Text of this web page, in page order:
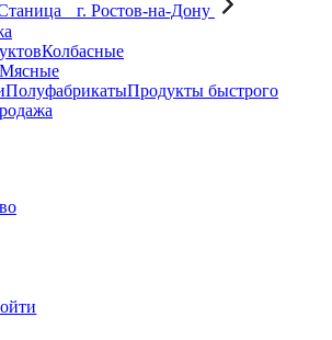
г. Ростов-на-Дону
Колбасные
Мясные
ПолуфабрикатыПродукты быстрого